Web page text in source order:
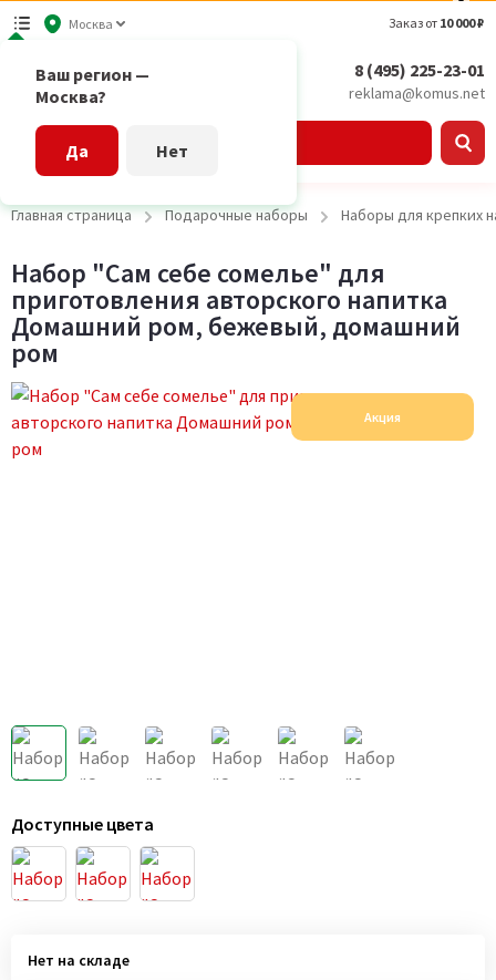
Москва
Ваш регион —
Москва?
Да Нет
Заказ от 10 000 ₽
8 (495) 225-23-01
reklama@komus.net
Главная страница Подарочные наборы Наборы для крепких
Набор "Сам себе сомелье" для
приготовления авторского напитка
Домашний ром, бежевый, домашний
ром
Акция
Доступные цвета
Нет на складе